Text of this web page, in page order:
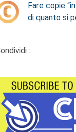
Fare copie
di quanto si
: